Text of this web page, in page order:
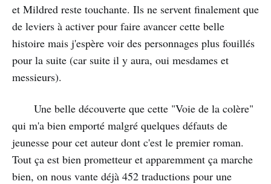
et Mildred reste touchante. Ils ne servent finalement que
de leviers à activer pour faire avancer cette belle
histoire mais j'espère voir des personnages plus fouillés
pour la suite (car suite il y aura, oui mesdames et
messieurs).
Une belle découverte que cette "Voie de la colère"
qui m'a bien emporté malgré quelques défauts de
jeunesse pour cet auteur dont c'est le premier roman.
Tout ça est bien prometteur et apparemment ça marche
bien, on nous vante déjà 452 traductions pour une